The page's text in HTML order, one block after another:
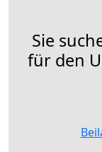
Sie
für den